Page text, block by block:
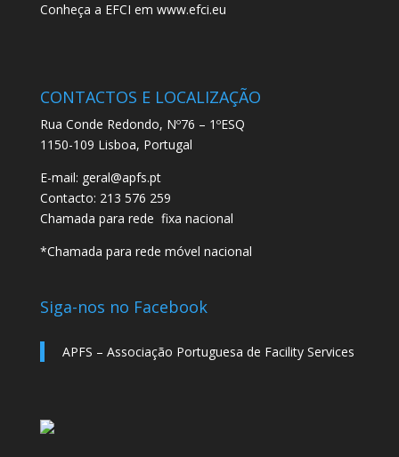
Conheça a EFCI em www.efci.eu
CONTACTOS E LOCALIZAÇÃO
Rua Conde Redondo, Nº76 – 1ºESQ
1150-109 Lisboa, Portugal
E-mail: geral@apfs.pt
Contacto: 213 576 259
Chamada para rede fixa nacional
*Chamada para rede móvel nacional
Siga-nos no Facebook
APFS – Associação Portuguesa de Facility Services